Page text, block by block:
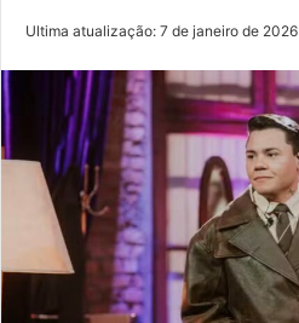
Ultima atualização: 7 de janeiro de 2026